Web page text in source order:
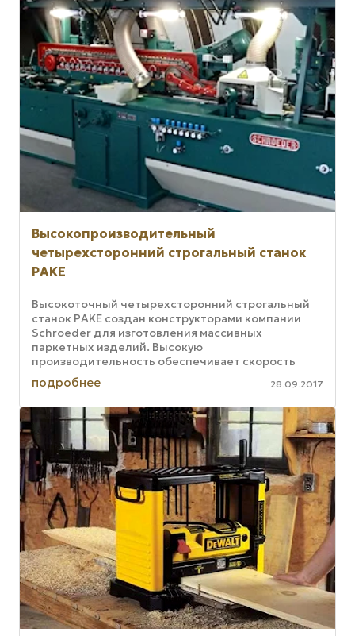
Высокопроизводительный
четырехсторонний строгальный станок
PAKE
Высокоточный четырехсторонний строгальный
станок PAKE создан конструкторами компании
Schroeder для изготовления массивных
паркетных изделий. Высокую
производительность обеспечивает скорость
подачи, регулируемая в диапазоне от 15 до 50
метров в ...
подробнее 28.09.2017